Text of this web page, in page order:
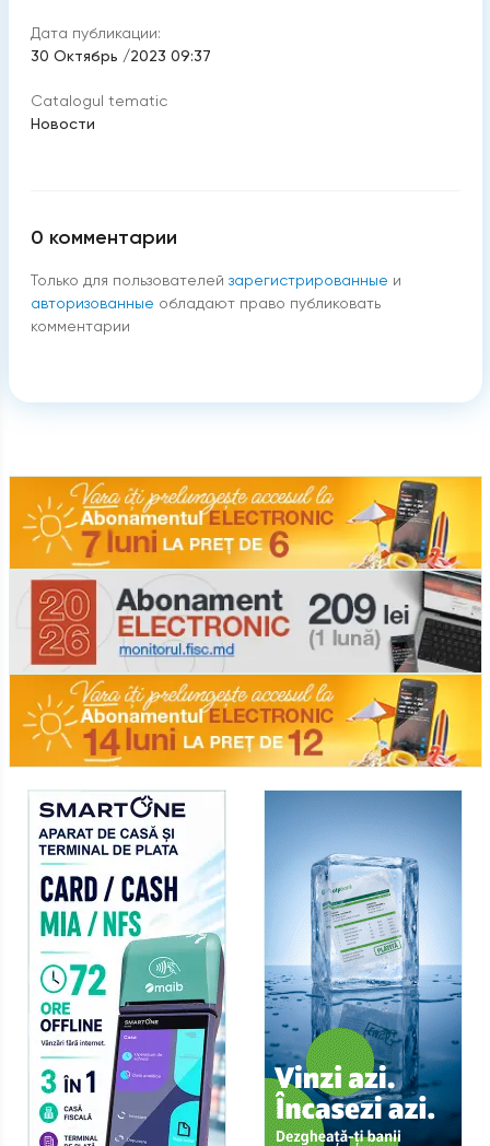
Дата публикации:
30 Октябрь /2023 09:37
Catalogul tematic
Новости
0 комментарии
Только для пользователей зарегистрированные и
авторизованные обладают право публиковать
комментарии